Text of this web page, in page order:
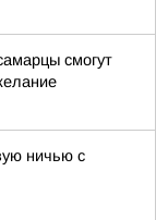
смогут
ничью с